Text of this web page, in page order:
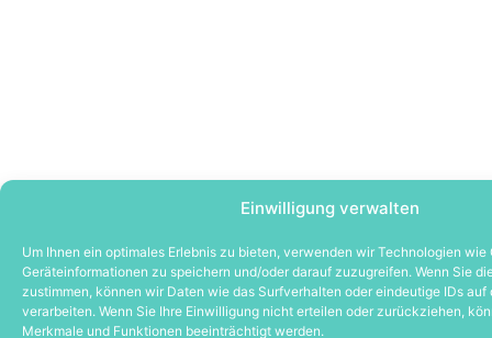
Einwilligung verwalten
Um Ihnen ein optimales Erlebnis zu bieten, verwenden wir Technologien wie
Geräteinformationen zu speichern und/oder darauf zuzugreifen. Wenn Sie
zustimmen, können wir Daten wie das Surfverhalten oder eindeutige IDs auf
verarbeiten. Wenn Sie Ihre Einwilligung nicht erteilen oder zurückziehen,
Merkmale und Funktionen beeinträchtigt werden.